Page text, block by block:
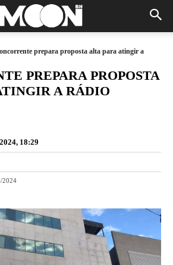
prepara proposta alta para atingir a
PREPARA PROPOSTA
A RÁDIO
18:29
2024